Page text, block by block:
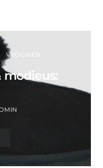
VROUWEN
modieus: